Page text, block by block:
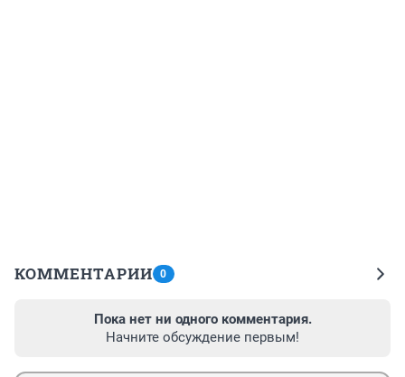
КОММЕНТАРИИ 0
Пока нет ни одного комментария.
Начните обсуждение первым!